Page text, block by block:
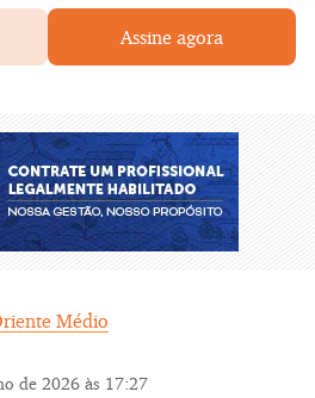
Assine agora
Médio
de 2026 às 17:27